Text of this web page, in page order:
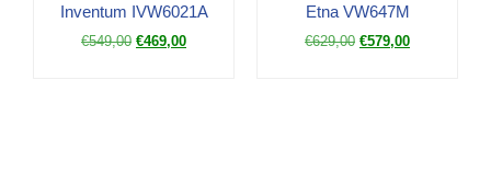
Inventum IVW6021A
€549,00 €469,00
Etna VW647M
€629,00 €579,00